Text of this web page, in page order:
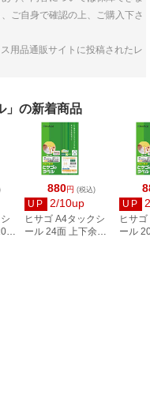
ご自身で確認の上、ご購入下さ
用品通販サイトに投稿されたレ
」の新着商品
シ
880円 (税込)
UP 2/10up
ヒサゴ A4タックシ
ール 24面 上下余白
UP
ヒサ
ール